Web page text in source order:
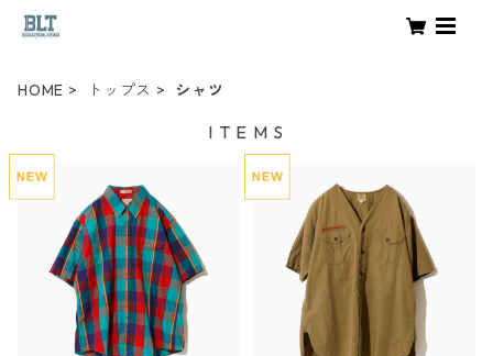
HOME トップス シャツ
I T E M S